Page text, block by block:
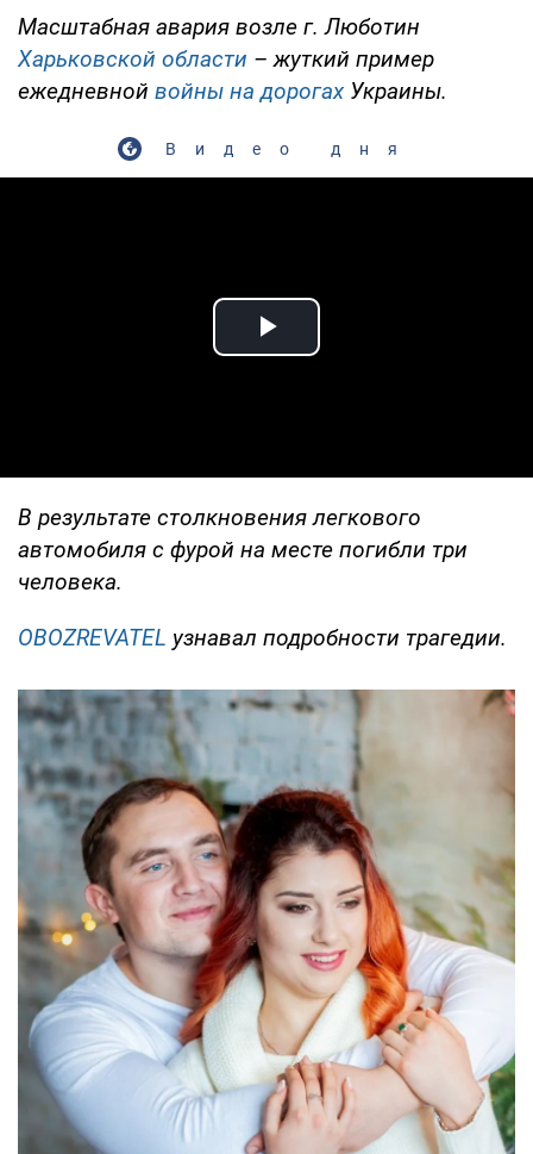
Масштабная авария возле г. Люботин
Харьковской области – жуткий пример
ежедневной войны на дорогах Украины.
Видео дня
Play Video
В результате столкновения легкового
автомобиля с фурой на месте погибли три
человека.
OBOZREVATEL узнавал подробности трагедии.